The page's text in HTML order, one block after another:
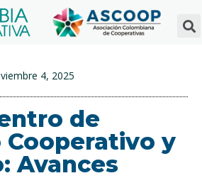
4, 2025
de
Cooperativo y
Avances